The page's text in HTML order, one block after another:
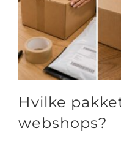
Hvilke
webshops?